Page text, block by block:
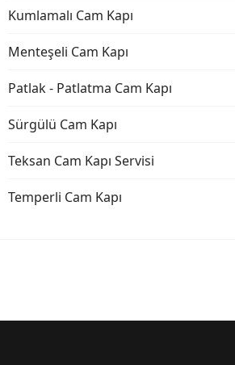
Kapı Tamirinde Nelere Dikkat
Kumlamalı Cam Kapı
Menteşeli Cam Kapı
Patlak - Patlatma Cam Kapı
Sürgülü Cam Kapı
Teksan Cam Kapı Servisi
Temperli Cam Kapı